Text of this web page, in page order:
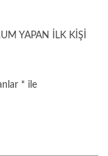
YAPAN ILK KIŞI
* ile